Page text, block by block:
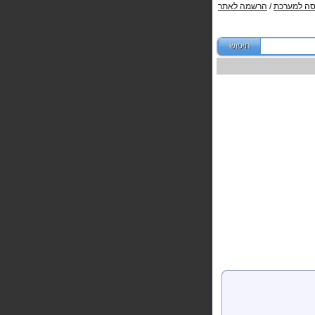
למערכת/ הרשמה לאתר